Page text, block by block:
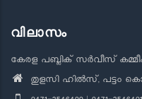
വിലാസം
കേരള പബ്ലിക് സർവീസ്
തുളസി ഹിൽസ്, പട്ടം